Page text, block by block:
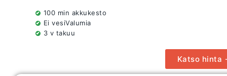
100 min akkukesto
Ei vesiValumia
3 v takuu
Katso hinta